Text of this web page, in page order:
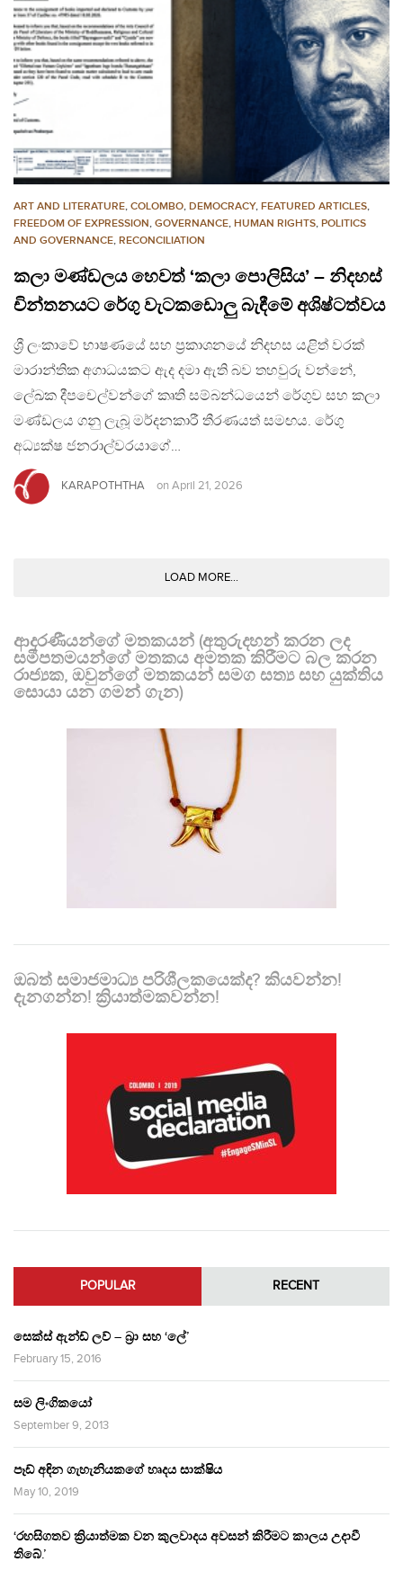
ART AND LITERATURE, COLOMBO, DEMOCRACY, FEATURED ARTICLES,
FREEDOM OF EXPRESSION, GOVERNANCE, HUMAN RIGHTS, POLITICS
AND GOVERNANCE, RECONCILIATION
කලා මණ්ඩලය හෙවත් ‘කලා පොලිසිය’ – නිදහස්
චින්තනයට රේගු වැටකඩොලු බැඳීමේ අශිෂ්ටත්වය
ශ්‍රී ලංකාවේ භාෂණයේ සහ ප්‍රකාශනයේ නිදහස යළිත් වරක්
මාරාන්තික අගාධයකට ඇද දමා ඇති බව තහවුරු වන්නේ,
ලේඛක දීපචෙල්වන්ගේ කෘති සම්බන්ධයෙන් රේගුව සහ කලා
මණ්ඩලය ගනු ලැබූ මර්දනකාරී තීරණයත් සමඟය. රේගු
අධ්‍යක්ෂ ජනරාල්වරයාගේ…
KARAPOTHTHA on April 21, 2026
LOAD MORE...
ආදරණීයන්ගේ මතකයන් (අතුරුදහන් කරන ලද
සමීපතමයන්ගේ මතකය අමතක කිරීමට බල කරන
රාජ්‍යක, ඔවුන්ගේ මතකයන් සමග සත්‍ය සහ යුක්තිය
සොයා යන ගමන් ගැන)
ඔබත් සමාජමාධ්‍ය පරිශීලකයෙක්ද? කියවන්න!
දැනගන්න! ක්‍රියාත්මකවන්න!
POPULAR RECENT
සෙක්ස් ඇන්ඩ් ලව් – බ්‍රා සහ ‘ලේ’
February 15, 2016
සම ලිංගිකයෝ
September 9, 2013
පෑඩ් අඳින ගැහැනියකගේ හෘදය සාක්ෂිය
May 10, 2019
‘රහසිගතව ක්‍රියාත්මක වන කුලවාදය අවසන් කිරීමට කාලය උදාවී
තිබේ.’